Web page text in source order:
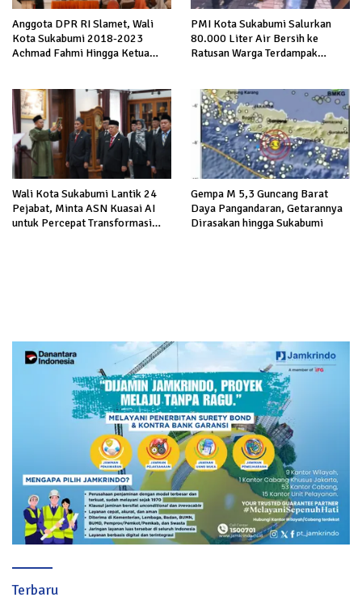
Anggota DPR RI Slamet, Wali
Kota Sukabumi 2018-2023
Achmad Fahmi Hingga Ketua
Sukabumi
PMI Kota Sukabumi Salurkan
80.000 Liter Air Bersih ke
Ratusan Warga Terdampak
Wali Kota Sukabumi Lantik 24
Pejabat, Minta ASN Kuasai AI
untuk Percepat Transformasi
Gempa M 5,3 Guncang Barat
Daya Pangandaran, Getarannya
Dirasakan hingga Sukabumi
Terbaru